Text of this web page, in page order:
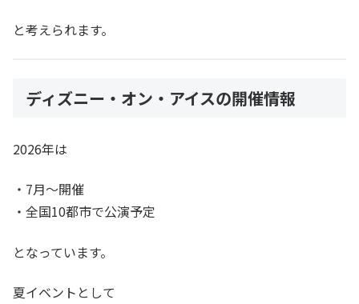
と考えられます。
ディズニー・オン・アイスの開催情報
2026年は
・7月〜開催
・全国10都市で公演予定
となっています。
夏イベントとして